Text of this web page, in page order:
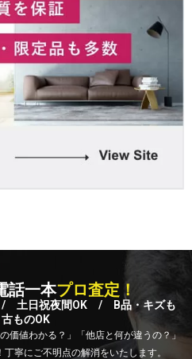
話一本プロ査定！
土日祝夜間OK / B品・キズも
ものOK
価値わかる？」「他店と何が違うの？」
寧にご不明点の解消をいたします。